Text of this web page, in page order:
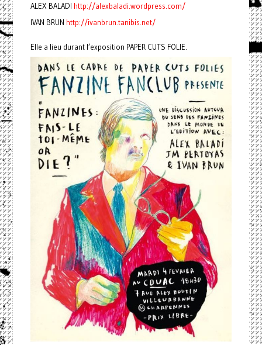
ALEX BALADI http://alexbaladi.wordpress.com/
IVAN BRUN http://ivanbrun.tanibis.net/
Elle a lieu durant l’exposition PAPER CUTS FOLIE.